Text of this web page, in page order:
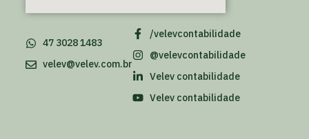
/velevcontabilidade
@velevcontabilidade
Velev contabilidade
Velev contabilidade
47 3028 1483
velev@velev.com.br